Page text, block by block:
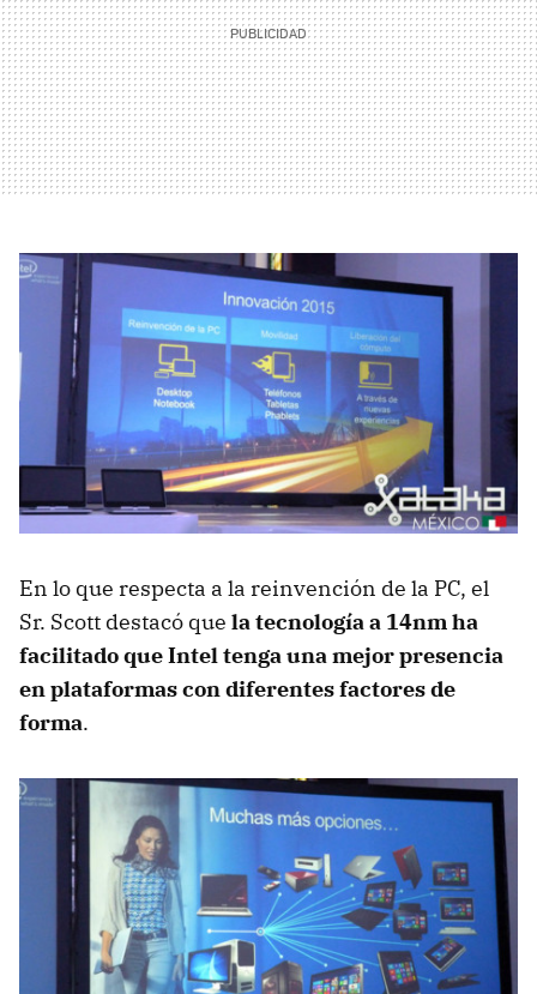
En lo que respecta a la reinvención de la PC, el
Sr. Scott destacó que la tecnología a 14nm ha
facilitado que Intel tenga una mejor presencia
en plataformas con diferentes factores de
forma.